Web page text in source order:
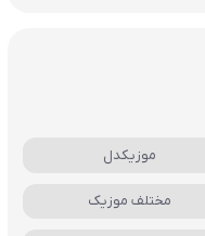
موزیکدل
مختلف موزیک